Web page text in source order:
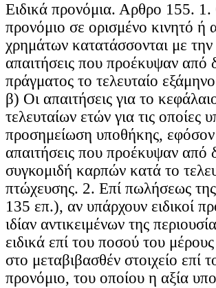
Ειδικά προνόμια. Αρθρο 155. 1.
προνόμιο σε ορισμένο κινητό
χρημάτων κατατάσσονται με
απαιτήσεις που προέκυψαν από
πράγματος το τελευταίο
β) Οι απαιτήσεις για το
τελευταίων ετών για τις
προσημείωση υποθήκης, εφόσον
απαιτήσεις που προέκυψαν από
συγκομιδή καρπών κατά το
πτώχευσης. 2. Επί πωλήσεως
135 επ.), αν υπάρχουν ειδικοί
ιδίαν αντικειμένων της
ειδικά επί του ποσού του
στο μεταβιβασθέν στοιχείο επί
προνόμιο, του οποίου η αξία